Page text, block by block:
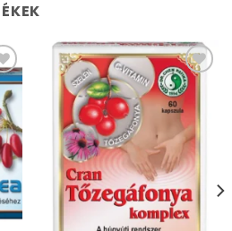
Kívánságlistához
adás